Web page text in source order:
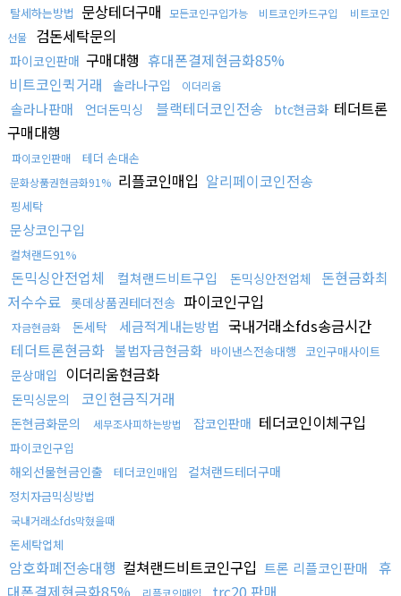
탈세하는방법 문상테더구매 모든코인구입가능 비트코인카드구입
비트코인
선물
검돈세탁문의
파이코인판매 구매대행 휴대폰결제현금화85%
비트코인퀵거래
솔라나구입 이더리움
솔라나판매 언더돈믹싱 블랙테더코인전송 btc현금화 테더트론
구매대행
파이코인판매 테더 손대손
문화상품권현금화91% 리플코인매입 알리페이코인전송
핑세탁
문상코인구입
컬쳐랜드91%
돈믹싱안전업체 컬쳐랜드비트구입 돈믹싱안전업체
돈현금화최
저수수료 롯데상품권테더전송 파이코인구입
자금현금화 돈세탁 세금적게내는방법 국내거래소fds송금시간
테더트론현금화 불법자금현금화 바이낸스전송대행 코인구매사이트
문상매입 이더리움현금화
돈믹싱문의 코인현금직거래
돈현금화문의 세무조사피하는방법 잡코인판매 테더코인이체구입
파이코인구입
해외선물현금인출 테더코인매입 컬쳐랜드테더구매
정치자금믹싱방법
국내거래소fds막혔을때
돈세탁업체
암호화폐전송대행 컬쳐랜드비트코인구입 트론 리플코인판매
휴